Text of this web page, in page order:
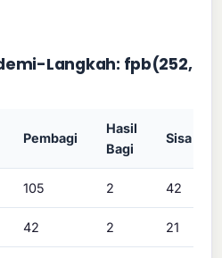
Langkah: fpb(252,
Pembagi
Hasil
Bagi
Sisa
105 2 42
42 2 21